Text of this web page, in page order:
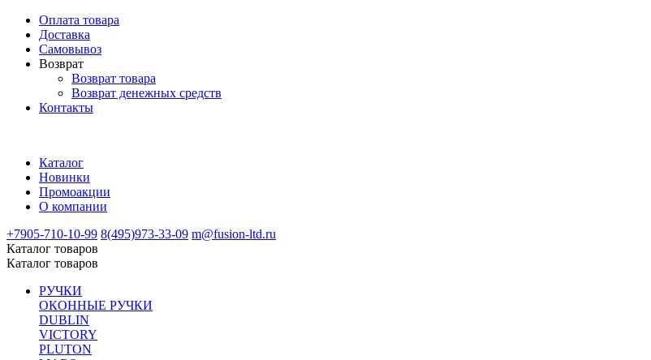
Оплата товара
Доставка
Самовывоз
Возврат
Возврат товара
Возврат денежных средств
Контакты
Каталог
Новинки
Промоакции
О компании
+7905-710-10-99 8(495)973-33-09 m@fusion-ltd.ru
Каталог товаров
Каталог товаров
РУЧКИ
ОКОННЫЕ РУЧКИ
DUBLIN
VICTORY
PLUTON